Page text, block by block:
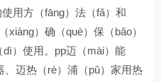
用方（fāng）法（fǎ）和
xiàng）确（què）保（bǎo）
）使用。pp迈（mài）能
、迈热（rè）浦（pǔ）家用热